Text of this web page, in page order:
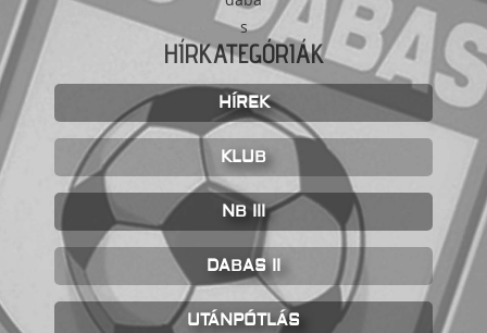
HÍRKATEGÓRIÁK
HÍREK
KLUB
NB III
DABAS II
UTÁNPÓTLÁS